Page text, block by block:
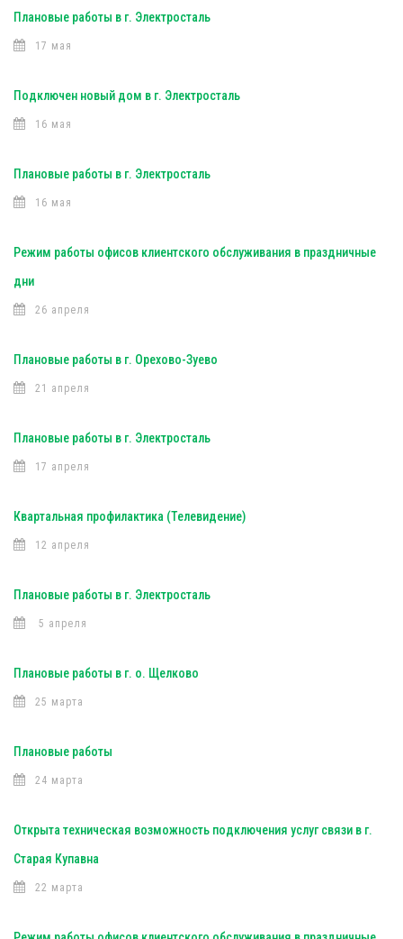
Плановые работы в г. Электросталь
17 мая
Подключен новый дом в г. Электросталь
16 мая
Плановые работы в г. Электросталь
16 мая
Режим работы офисов клиентского обслуживания в праздничные
дни
26 апреля
Плановые работы в г. Орехово-Зуево
21 апреля
Плановые работы в г. Электросталь
17 апреля
Квартальная профилактика (Телевидение)
12 апреля
Плановые работы в г. Электросталь
5 апреля
Плановые работы в г. о. Щелково
25 марта
Плановые работы
24 марта
Открыта техническая возможность подключения услуг связи в г.
Старая Купавна
22 марта